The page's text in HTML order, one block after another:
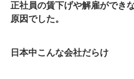
正社員の賃下げや解雇ができ
原因でした。
日本中こんな会社だらけ